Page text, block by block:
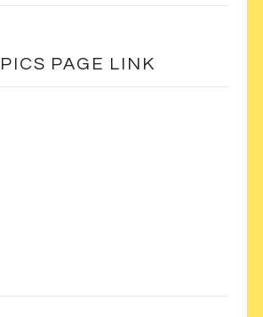
PAGE LINK